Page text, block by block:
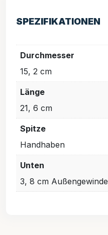
SPEZIFIKATIONEN
Durchmesser
15, 2 cm
Länge
21, 6 cm
Spitze
Handhaben
Unten
3, 8 cm Außengewinde